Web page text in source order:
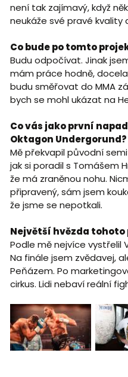
není tak zajímavý, když
neukáže své pravé kvality
Co bude po tomto
Budu odpočívat. Jinak
mám práce hodně,
budu směřovat do MMA
bych se mohl ukázat na
Co vás jako první
Oktagon Undergorund?
Mě překvapil původní
jak si poradil s Tomášem
že má zraněnou nohu.
připravený, sám jsem
že jsme se nepotkali.
Největší hvězda tohoto
Podle mě nejvíce vystřelil
Na finále jsem zvědavej,
Peňázem. Po
cirkus. Lidi nebaví reální